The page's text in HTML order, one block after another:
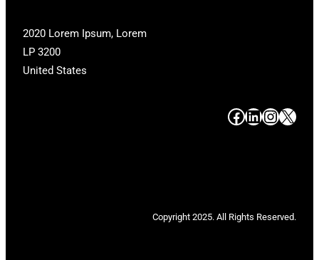
2020 Lorem Ipsum, Lorem
LP 3200
United States
# # # #
Copyright 2025. All Rights Reserved.